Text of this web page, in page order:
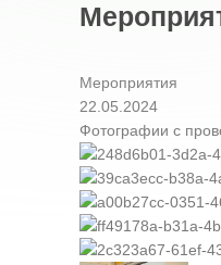
Мероприятия
22.05.2024
Фотографии с